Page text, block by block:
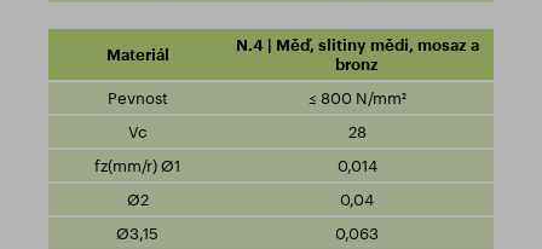
N.4 | Měď, slitiny mědi, mosaz a
bronz
≤ 800 N/mm²
28
0,014
0,04
0,063